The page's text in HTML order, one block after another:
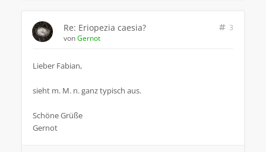
Re: Eriopezia caesia?
3
vonGernot
Lieber Fabian,
sieht m. M. n. ganz typisch aus.
Schöne Grüße
Gernot